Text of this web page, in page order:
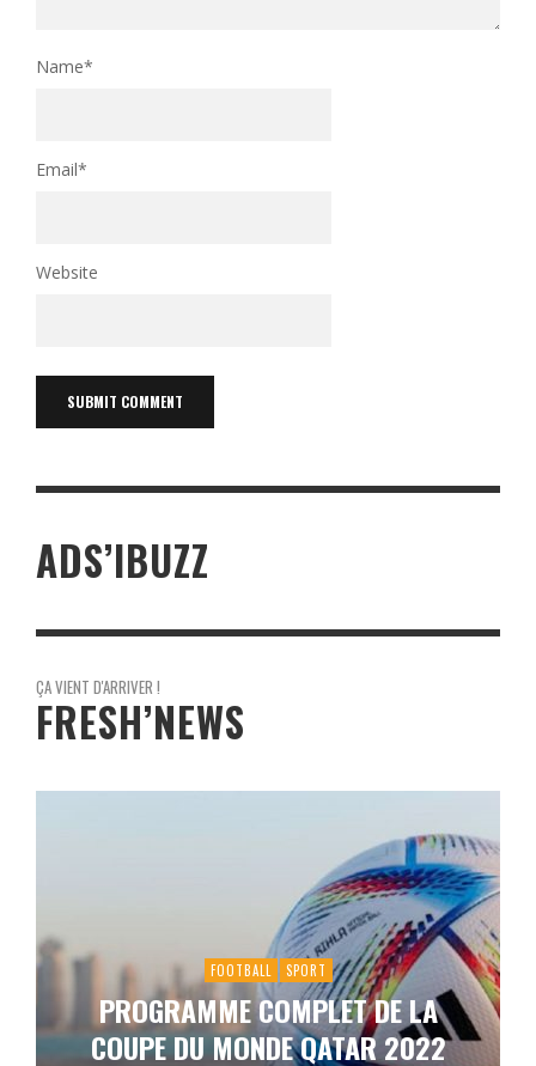
Name*
Email*
Website
ADS’IBUZZ
ÇA VIENT D'ARRIVER !
FRESH’NEWS
FOOTBALL SPORT
PROGRAMME COMPLET DE LA
COUPE DU MONDE QATAR 2022